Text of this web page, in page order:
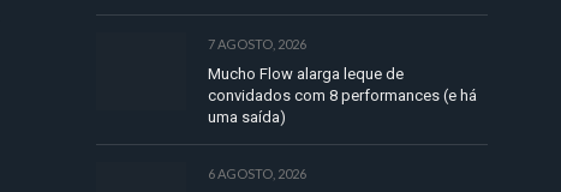
7 AGOSTO, 2026
Mucho Flow alarga leque de
convidados com 8 performances (e há
uma saída)
6 AGOSTO, 2026